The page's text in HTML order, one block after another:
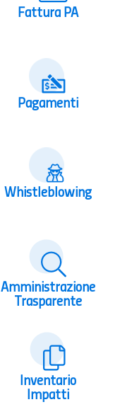
Fattura PA
Pagamenti
Whistleblowing
Amministrazione
Trasparente
Inventario
Impatti